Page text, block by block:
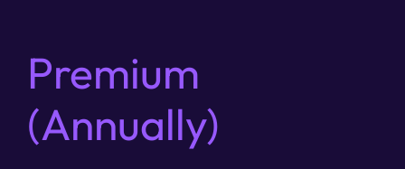
Premium
(Annually)